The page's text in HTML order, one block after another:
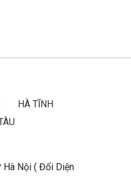
HÀ TĨNH
Hà Nội ( Đối Diện